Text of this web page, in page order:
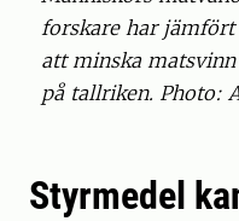
forskare har
att minska
på tallriken. Photo:
Styrmedel